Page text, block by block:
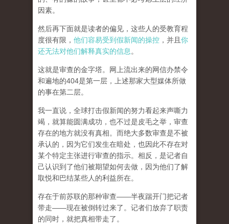
因素。
然后再下面就是读者的偏见，这些人的受教育程
度很有限， 他们容易受到假新闻的操控 ，并且 你
还无法对他们解释真实的信息 。
这就是审查的金字塔。网上流出来的网信办禁令
和遍地的404是第一层，上述那家大型媒体所做
的事在第二层。
我一直说，全球打击假新闻的努力看起来声嘶力
竭，就算能圆满成功，也不过是皮毛之举，审查
存在的地方就没有真相。而绝大多数审查是不被
承认的，因为它们发生在暗处，也因此不存在对
某个特定主张进行审查的指示。相反，是记者自
己认识到了他们被期望如何去做，因为他们了解
取悦和巴结某些人的利益所在。
存在于前苏联的那种审查——半夜踹开门把记者
带走——现在被倒转过来了。记者们放弃了职责
的同时，就把真相带走了。